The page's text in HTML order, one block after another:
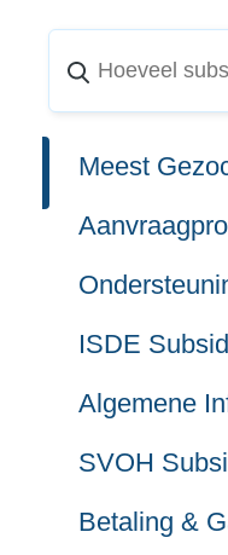
Meest
ISDE
Algemene
SVOH
Betaling &